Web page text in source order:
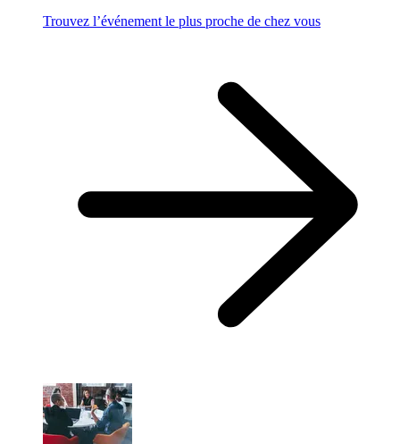
Trouvez l’événement le plus proche de chez vous